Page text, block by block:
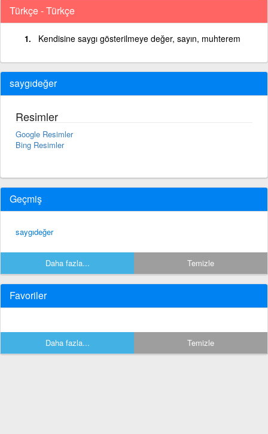
Türkçe - Türkçe
Kendisine saygı gösterilmeye değer, sayın, muhterem
saygıdeğer
Resimler
Google Resimler
Bing Resimler
Geçmiş
saygıdeğer
Daha fazla... Temizle
Favoriler
Daha fazla... Temizle